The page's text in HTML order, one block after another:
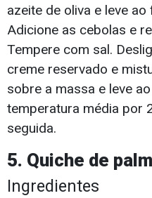
azeite de oliva e leve
Adicione as cebolas e
Tempere com sal.
creme reservado e
sobre a massa e leve
temperatura média por
seguida.
5. Quiche de
Ingredientes